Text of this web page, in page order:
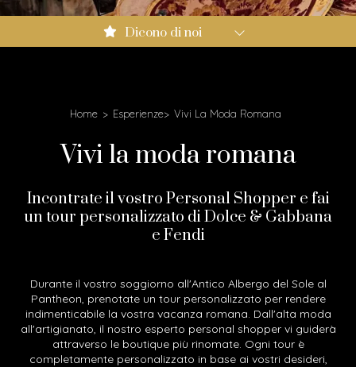
Booking.com: 9.0
Expedia: 8.6
Dicono di noi
Home Esperienze Vivi La Moda Romana
Vivi la moda romana
Incontrate il vostro Personal Shopper e fai
un tour personalizzato di Dolce & Gabbana
e Fendi
Durante il vostro soggiorno all'Antico Albergo del Sole al
Pantheon, prenotate un tour personalizzato per rendere
indimenticabile la vostra vacanza romana. Dall'alta moda
all'artigianato, il nostro esperto personal shopper vi guiderà
attraverso le boutique più rinomate. Ogni tour è
completamente personalizzato in base ai vostri desideri,